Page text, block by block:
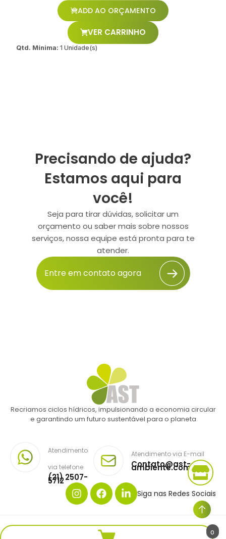
ADD AO ORÇAMENTO
VER CARRINHO
Qtd. Mínima: 1 Unidade(s)
Precisando de ajuda?
Estamos aqui para
você!
Seja para tirar dúvidas, solicitar um
orçamento ou saber mais sobre nossos
serviços, nossa equipe está pronta para te
atender.
Entre em contato agora
Recriamos ciclos hídricos, impulsionando a economia circular
e garantindo um futuro sustentável para o planeta
Atendimento
via telefone
(21) 2507-
5712
Atendimento via E-mail
Contato@ast-
ambiente.com.br
Siga nas Redes Sociais
0
Copyright © AST AMBIENTE. Todos os direitos reservados.